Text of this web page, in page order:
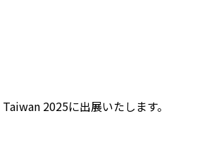
2025に出展いたします。